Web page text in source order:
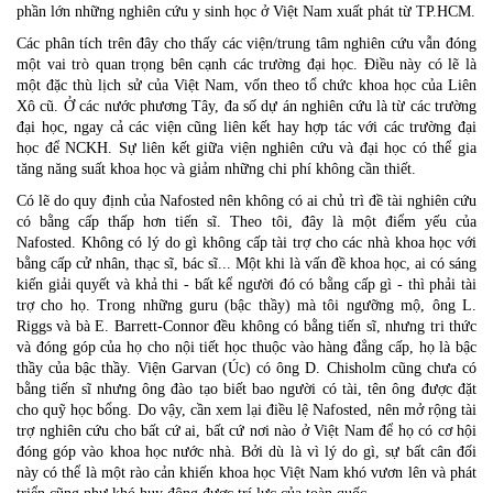
phần lớn những nghiên cứu y sinh học ở Việt Nam xuất phát từ TP.HCM.
Các phân tích trên đây cho thấy các viện/trung tâm nghiên cứu vẫn đóng
một vai trò quan trọng bên cạnh các trường đại học. Điều này có lẽ là
một đặc thù lịch sử của Việt Nam, vốn theo tổ chức khoa học của Liên
Xô cũ. Ở các nước phương Tây, đa số dự án nghiên cứu là từ các trường
đại học, ngay cả các viện cũng liên kết hay hợp tác với các trường đại
học để NCKH. Sự liên kết giữa viện nghiên cứu và đại học có thể gia
tăng năng suất khoa học và giảm những chi phí không cần thiết.
Có lẽ do quy định của Nafosted nên không có ai chủ trì đề tài nghiên cứu
có bằng cấp thấp hơn tiến sĩ. Theo tôi, đây là một điểm yếu của
Nafosted. Không có lý do gì không cấp tài trợ cho các nhà khoa học với
bằng cấp cử nhân, thạc sĩ, bác sĩ... Một khi là vấn đề khoa học, ai có sáng
kiến giải quyết và khả thi - bất kể người đó có bằng cấp gì - thì phải tài
trợ cho họ. Trong những guru (bậc thầy) mà tôi ngưỡng mộ, ông L.
Riggs và bà E. Barrett-Connor đều không có bằng tiến sĩ, nhưng tri thức
và đóng góp của họ cho nội tiết học thuộc vào hàng đẳng cấp, họ là bậc
thầy của bậc thầy. Viện Garvan (Úc) có ông D. Chisholm cũng chưa có
bằng tiến sĩ nhưng ông đào tạo biết bao người có tài, tên ông được đặt
cho quỹ học bổng. Do vậy, cần xem lại điều lệ Nafosted, nên mở rộng tài
trợ nghiên cứu cho bất cứ ai, bất cứ nơi nào ở Việt Nam để họ có cơ hội
đóng góp vào khoa học nước nhà. Bởi dù là vì lý do gì, sự bất cân đối
này có thể là một rào cản khiến khoa học Việt Nam khó vươn lên và phát